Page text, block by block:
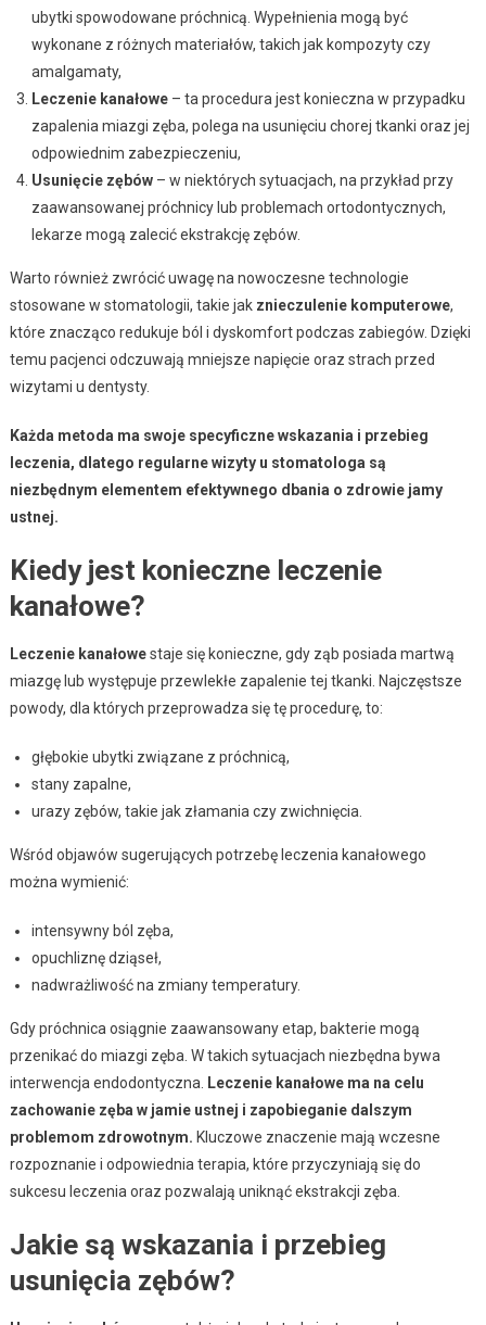
ubytki spowodowane próchnicą. Wypełnienia mogą być
wykonane z różnych materiałów, takich jak kompozyty czy
amalgamaty,
Leczenie kanałowe– ta procedura jest konieczna w przypadku
zapalenia miazgi zęba, polega na usunięciu chorej tkanki oraz jej
odpowiednim zabezpieczeniu,
Usunięcie zębów– w niektórych sytuacjach, na przykład przy
zaawansowanej próchnicy lub problemach ortodontycznych,
lekarze mogą zalecić ekstrakcję zębów.
Warto również zwrócić uwagę na nowoczesne technologie
stosowane w stomatologii, takie jak znieczulenie komputerowe,
które znacząco redukuje ból i dyskomfort podczas zabiegów. Dzięki
temu pacjenci odczuwają mniejsze napięcie oraz strach przed
wizytami u dentysty.
Każda metoda ma swoje specyficzne wskazania i przebieg
leczenia, dlatego regularne wizyty u stomatologa są
niezbędnym elementem efektywnego dbania o zdrowie jamy
ustnej.
Kiedy jest konieczne leczenie
kanałowe?
Leczenie kanałowestaje się konieczne, gdy ząb posiada martwą
miazgę lub występuje przewlekłe zapalenie tej tkanki. Najczęstsze
powody, dla których przeprowadza się tę procedurę, to:
głębokie ubytki związane z próchnicą,
stany zapalne,
urazy zębów, takie jak złamania czy zwichnięcia.
Wśród objawów sugerujących potrzebę leczenia kanałowego
można wymienić:
intensywny ból zęba,
opuchliznę dziąseł,
nadwrażliwość na zmiany temperatury.
Gdy próchnica osiągnie zaawansowany etap, bakterie mogą
przenikać do miazgi zęba. W takich sytuacjach niezbędna bywa
interwencja endodontyczna.
Leczenie kanałowe ma na celu
zachowanie zęba w jamie ustnej i zapobieganie dalszym
problemom zdrowotnym. Kluczowe znaczenie mają wczesne
rozpoznanie i odpowiednia terapia, które przyczyniają się do
sukcesu leczenia oraz pozwalają uniknąć ekstrakcji zęba.
Jakie są wskazania i przebieg
usunięcia zębów?